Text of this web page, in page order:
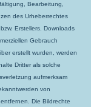
Bearbeitung,
des Urheberrechtes
Erstellers. Downloads
Gebrauch
erstellt wurden, werden
Dritter als solche
aufmerksam
von
Die Bildrechte